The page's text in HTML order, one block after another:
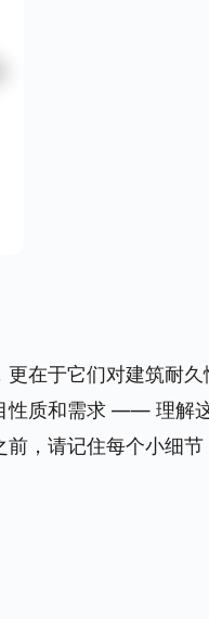
在于它们对建筑耐久
性质和需求 —— 理解
，请记住每个小细